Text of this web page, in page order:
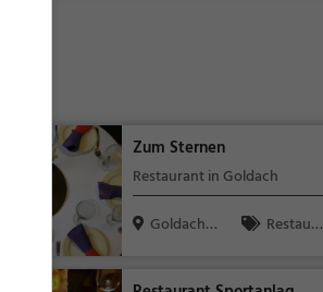
Zum Sternen
Restaurant in Goldach
Goldach,
Restaura